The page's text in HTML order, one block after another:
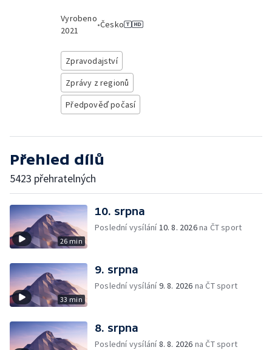
Vyrobeno
2021
•Česko
Zpravodajství
Zprávy z regionů
Předpověď počasí
Přehled dílů
5423 přehratelných
26 min
10. srpna
Poslední vysílání10. 8. 2026na ČT sport
33 min
9. srpna
Poslední vysílání9. 8. 2026 na ČT sport
8. srpna
Poslední vysílání8. 8. 2026 na ČT sport